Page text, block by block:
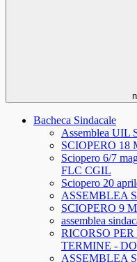
Bacheca Sindacale
Assemblea UIL
SCIOPERO 18
Sciopero 6/7
FLC CGIL
Sciopero 20
ASSEMBLEA
SCIOPERO 9
assemblea
RICORSO
TERMINE -
ASSEMBLEA